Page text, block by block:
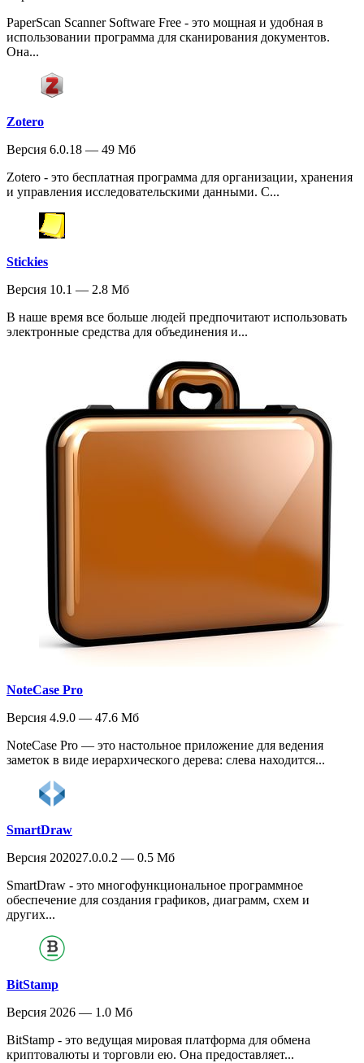
PaperScan Scanner Software Free - это мощная и удобная в
использовании программа для сканирования документов.
Она...
Zotero
Версия 6.0.18 — 49 Мб
Zotero - это бесплатная программа для организации, хранения
и управления исследовательскими данными. С...
Stickies
Версия 10.1 — 2.8 Мб
В наше время все больше людей предпочитают использовать
электронные средства для объединения и...
NoteCase Pro
Версия 4.9.0 — 47.6 Мб
NoteCase Pro — это настольное приложение для ведения
заметок в виде иерархического дерева: слева находится...
SmartDraw
Версия 202027.0.0.2 — 0.5 Мб
SmartDraw - это многофункциональное программное
обеспечение для создания графиков, диаграмм, схем и
других...
BitStamp
Версия 2026 — 1.0 Мб
BitStamp - это ведущая мировая платформа для обмена
криптовалюты и торговли ею. Она предоставляет...